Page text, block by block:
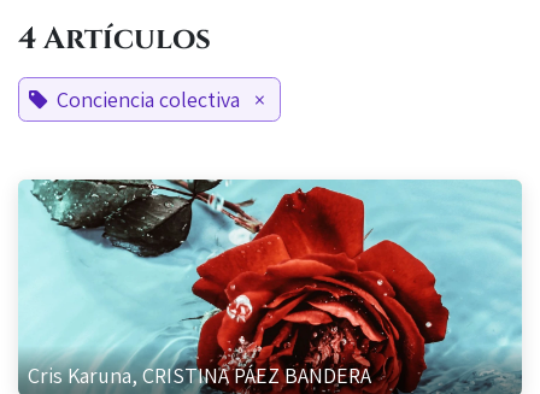
4 Artículos
Conciencia colectiva ×
Cris Karuna, CRISTINA PÁEZ BANDERA